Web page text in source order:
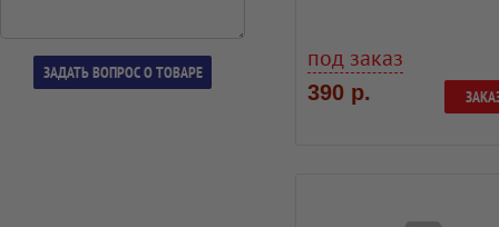
под заказ
390 р.